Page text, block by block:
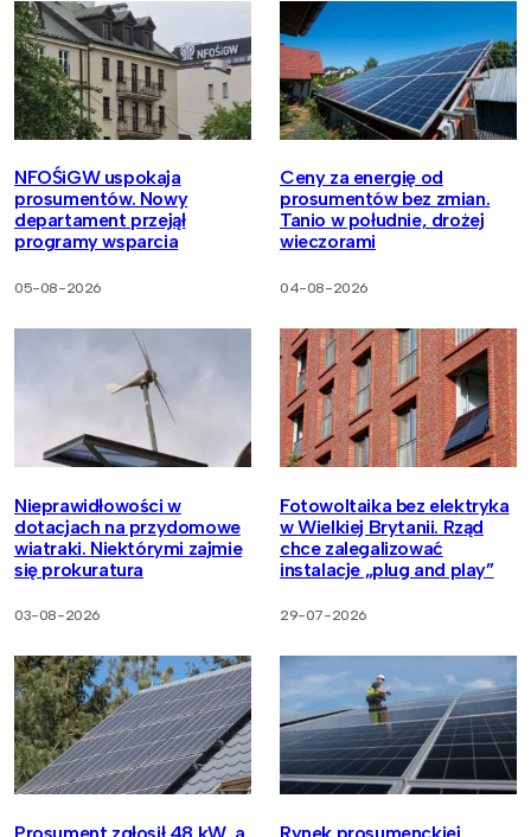
NFOŚiGW uspokaja
prosumentów. Nowy
departament przejął
programy wsparcia
05-08-2026
Ceny za energię od
prosumentów bez zmian.
Tanio w południe, drożej
wieczorami
04-08-2026
Nieprawidłowości w
dotacjach na przydomowe
wiatraki. Niektórymi zajmie
się prokuratura
03-08-2026
Fotowoltaika bez elektryka
w Wielkiej Brytanii. Rząd
chce zalegalizować
instalacje „plug and play”
29-07-2026